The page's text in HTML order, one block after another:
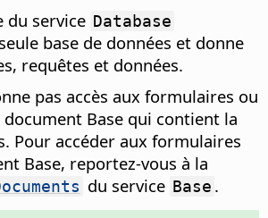
du service Database
base de données et donne
requêtes et données.
pas accès aux formulaires ou
Base qui contient la
Pour accéder aux formulaires
Base, reportez-vous à la
du service Base .